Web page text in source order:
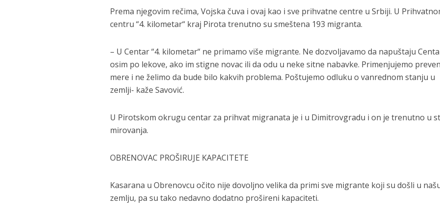
Prema njegovim rečima, Vojska čuva i ovaj kao i sve prihvatne centre u Srbiji. U
centru “4. kilometar“ kraj Pirota trenutno su smeštena 193 migranta.
– U Centar “4. kilometar“ ne primamo više migrante. Ne dozvoljavamo da napuštaju
osim po lekove, ako im stigne novac ili da odu u neke sitne nabavke. Primenjujemo
mere i ne želimo da bude bilo kakvih problema. Poštujemo odluku o vanrednom stanju u
zemlji- kaže Savović.
U Pirotskom okrugu centar za prihvat migranata je i u Dimitrovgradu i on je trenutno u
mirovanja.
OBRENOVAC PROŠIRUJE KAPACITETE
Kasarana u Obrenovcu očito nije dovoljno velika da primi sve migrante koji su došli u
zemlju, pa su tako nedavno dodatno prošireni kapaciteti.